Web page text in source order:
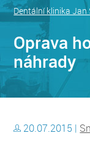
Oprava
náhrady
Dentální klinika Jan
20.07.2015 |